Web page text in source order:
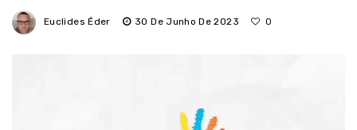
Euclides Éder 30 De Junho De 2023 0